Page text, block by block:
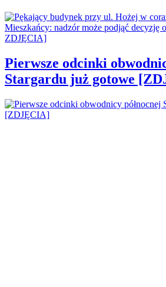
Pierwsze odcinki
Stargardu już gotowe